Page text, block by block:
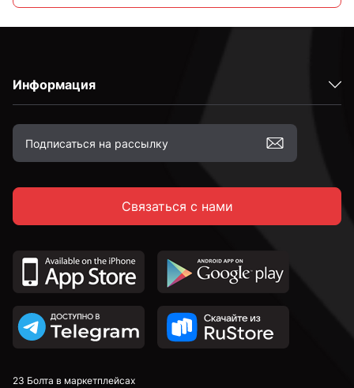
С полукруглой головкой
С потайной головкой
С тарельчатой головкой
С крестовой головкой
По дереву
С полной резьбой
Информация
Связаться с нами
23 Болта в маркетплейсах